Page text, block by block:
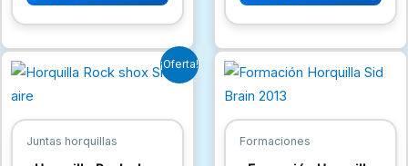
¡Oferta!
Juntas horquillas
precio
10,89 €.
precio
8,47 €.
Formaciones